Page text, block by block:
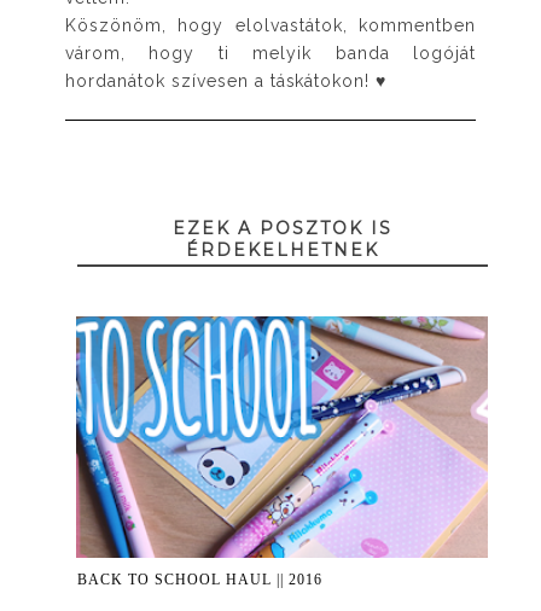
Köszönöm, hogy elolvastátok, kommentben
várom, hogy ti melyik banda logóját
hordanátok szívesen a táskátokon! ♥
EZEK A POSZTOK IS
ÉRDEKELHETNEK
BACK TO SCHOOL HAUL || 2016